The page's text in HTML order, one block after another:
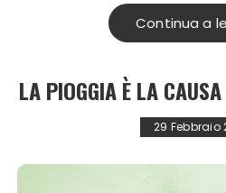
Continua a
LA PIOGGIA È LA
29 Febbraio